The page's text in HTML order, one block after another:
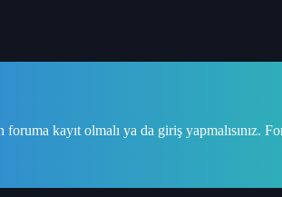
kayıt olmalı ya da giriş yapmalısınız.